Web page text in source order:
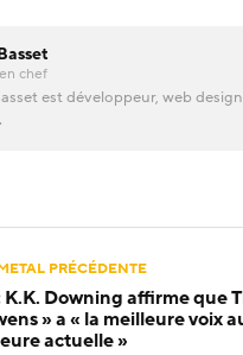
chef
est développeur, web
PRÉCÉDENTE
K.K. Downing affirme que
» a « la meilleure voix
actuelle »